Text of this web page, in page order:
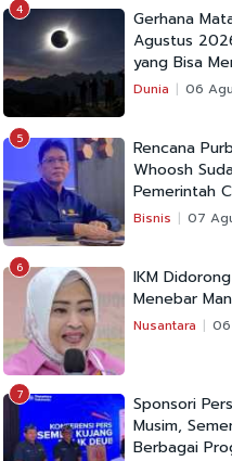
4
Gerhana
Agustus
yang Bisa
Dunia 06
5
Rencana
Whoosh
Pemerintah
Bisnis 07
6
IKM
Menebar
Nusantara
7
Sponsori
Musim,
Berbagai